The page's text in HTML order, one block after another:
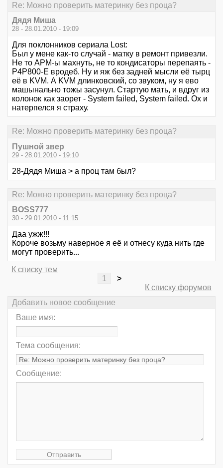
Re: Можно проверить материнку без проца?
Дядя Миша
28 - 28.01.2010 - 19:09
Для поклонников сериала Lost:
Был у мене как-то случай - матку в ремонт привезли.
Не то APM-ы махнуть, не то кондисаторы перепаять -
P4P800-E вродеб. Ну и яж без задней мысли её тырц
её в KVM. А KVM длинковский, со звуком, ну я ево
машынально тожы засунул. Стартую мать, и вдруг из
колонок как заорет - System failed, System failed. Ох и
натерпелся я страху.
Re: Можно проверить материнку без проца?
Пушной звер
29 - 28.01.2010 - 19:10
28-Дядя Миша > а проц там был?
Re: Можно проверить материнку без проца?
BOSS777
30 - 29.01.2010 - 11:15
Даа ужж!!!
Короче возьму наверное я её и отнесу куда нить где
могут проверить...
К списку тем
1
>
К списку форумов
Добавить новое сообщение
Ваше имя:
Тема сообщения:
Сообщение: